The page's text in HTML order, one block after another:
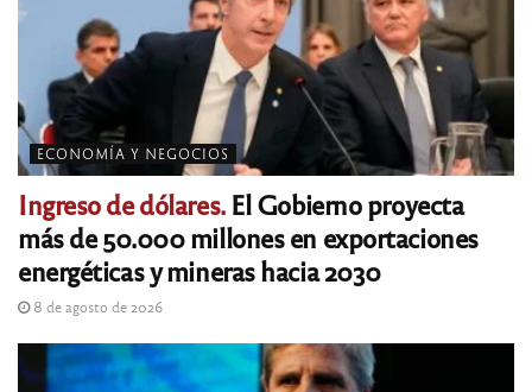
ECONOMÍA Y NEGOCIOS
Ingreso de dólares.El Gobierno proyecta
más de 50.000 millones en exportaciones
energéticas y mineras hacia 2030
8 de agosto de 2026